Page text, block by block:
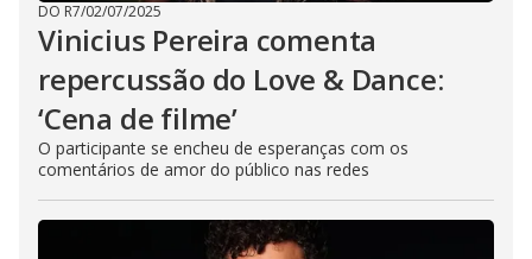
DO R7/02/07/2025
Vinicius Pereira comenta
repercussão do Love & Dance:
‘Cena de filme’
O participante se encheu de esperanças com os
comentários de amor do público nas redes